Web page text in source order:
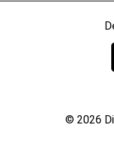
© 2026